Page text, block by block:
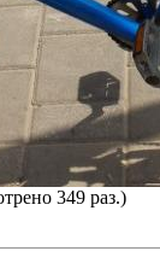
349 раз.)